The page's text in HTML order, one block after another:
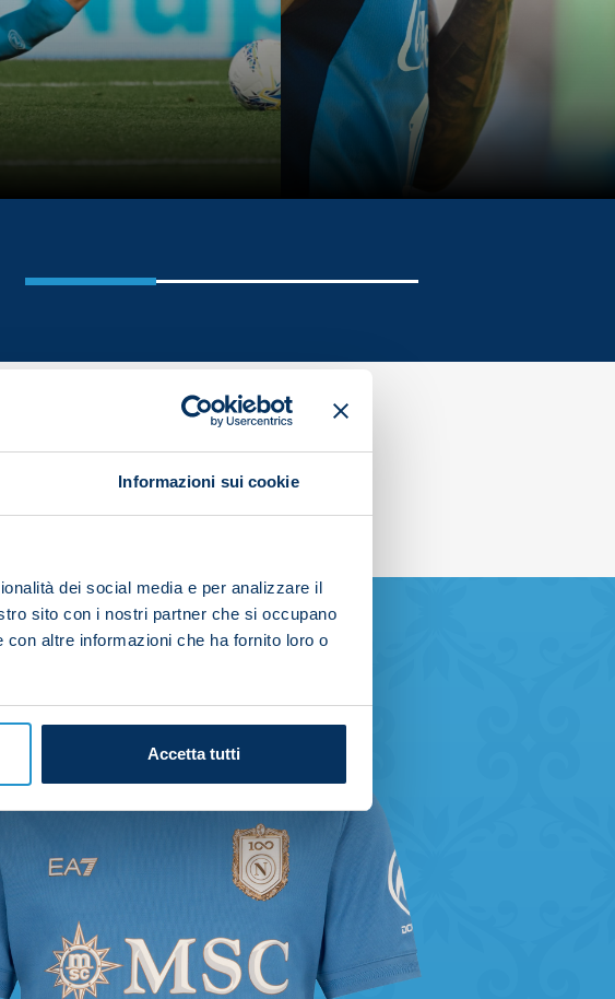
Informazioni sui cookie
dei social media e per analizzare il
sito con i nostri partner che si occupano
altre informazioni che ha fornito loro o
Accetta tutti